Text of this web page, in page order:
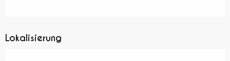
Lokalisierung